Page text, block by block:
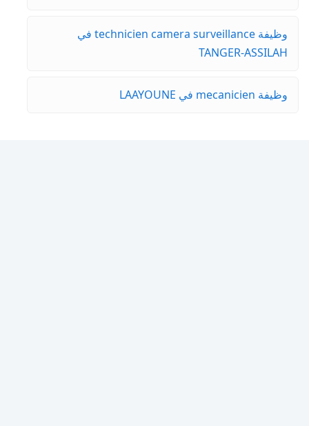
وظيفة technicien camera surveillance في
TANGER-ASSILAH
وظيفة mecanicien في LAAYOUNE